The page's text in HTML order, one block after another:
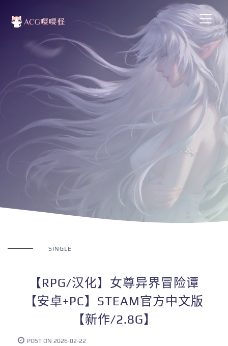
SINGLE
【RPG/汉化】女尊异界冒险谭
【安卓+PC】STEAM官方中文版
【新作/2.8G】
POST ON 2026-02-22